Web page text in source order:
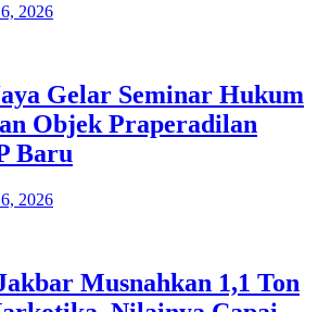
2026
Gelar Seminar Hukum
Objek Praperadilan
Baru
2026
Musnahkan 1,1 Ton